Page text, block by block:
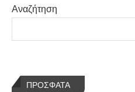
Αναζήτηση
ΠΡΌΣΦΑΤΑ